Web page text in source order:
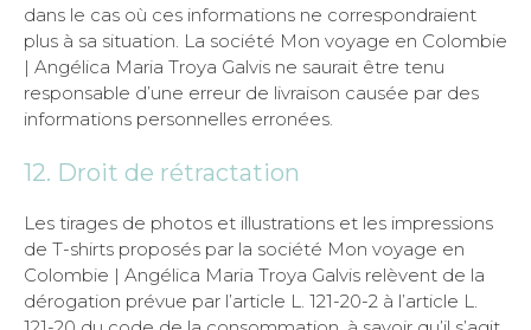
dans le cas où ces informations ne correspondraient
plus à sa situation. La société Mon voyage en Colombie
| Angélica Maria Troya Galvis ne saurait être tenu
responsable d’une erreur de livraison causée par des
informations personnelles erronées.
12. Droit de rétractation
Les tirages de photos et illustrations et les impressions
de T-shirts proposés par la société Mon voyage en
Colombie | Angélica Maria Troya Galvis relèvent de la
dérogation prévue par l’article L. 121-20-2 à l’article L.